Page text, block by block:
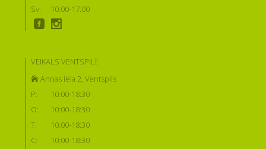
Sv:
10:00-17:00
VEIKALS VENTSPILĪ:
Annas iela 2, Ventspils
P:
10:00-18:30
O:
10:00-18:30
T:
10:00-18:30
C:
10:00-18:30